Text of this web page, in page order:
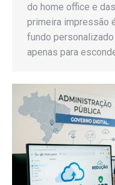
do home office e
primeira impressão
fundo
apenas para